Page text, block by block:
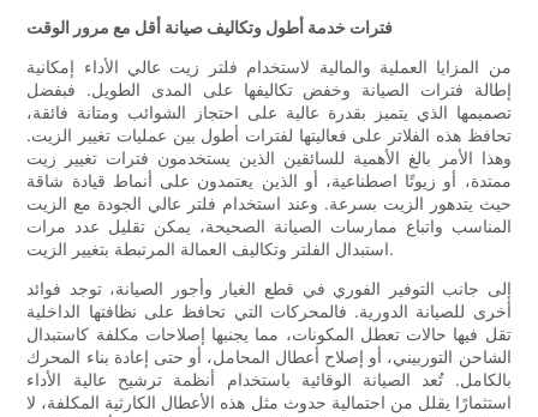
فترات خدمة أطول وتكاليف صيانة أقل مع مرور الوقت
من المزايا العملية والمالية لاستخدام فلتر زيت عالي الأداء إمكانية
إطالة فترات الصيانة وخفض تكاليفها على المدى الطويل. فبفضل
تصميمها الذي يتميز بقدرة عالية على احتجاز الشوائب ومتانة فائقة،
تحافظ هذه الفلاتر على فعاليتها لفترات أطول بين عمليات تغيير الزيت.
وهذا الأمر بالغ الأهمية للسائقين الذين يستخدمون فترات تغيير زيت
ممتدة، أو زيوتًا اصطناعية، أو الذين يعتمدون على أنماط قيادة شاقة
حيث يتدهور الزيت بسرعة. وعند استخدام فلتر عالي الجودة مع الزيت
المناسب واتباع ممارسات الصيانة الصحيحة، يمكن تقليل عدد مرات
استبدال الفلتر وتكاليف العمالة المرتبطة بتغيير الزيت.
إلى جانب التوفير الفوري في قطع الغيار وأجور الصيانة، توجد فوائد
أخرى للصيانة الدورية. فالمحركات التي تحافظ على نظافتها الداخلية
تقل فيها حالات تعطل المكونات، مما يجنبها إصلاحات مكلفة كاستبدال
الشاحن التوربيني، أو إصلاح أعطال المحامل، أو حتى إعادة بناء المحرك
بالكامل. تُعد الصيانة الوقائية باستخدام أنظمة ترشيح عالية الأداء
استثمارًا يقلل من احتمالية حدوث مثل هذه الأعطال الكارثية المكلفة، لا